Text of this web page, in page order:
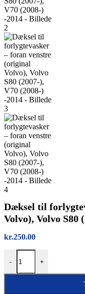
Dæksel til
Volvo), Volvo S80
kr.250.00
-
Dæksel til
+